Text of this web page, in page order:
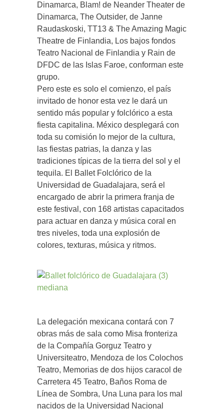
Dinamarca, Blam! de Neander Theater de
Dinamarca, The Outsider, de Janne
Raudaskoski, TT13 & The Amazing Magic
Theatre de Finlandia, Los bajos fondos
Teatro Nacional de Finlandia y Rain de
DFDC de las Islas Faroe, conforman este
grupo.
Pero este es solo el comienzo, el país
invitado de honor esta vez le dará un
sentido más popular y folclórico a esta
fiesta capitalina. México desplegará con
toda su comisión lo mejor de la cultura,
las fiestas patrias, la danza y las
tradiciones típicas de la tierra del sol y el
tequila. El Ballet Folclórico de la
Universidad de Guadalajara, será el
encargado de abrir la primera franja de
este festival, con 168 artistas capacitados
para actuar en danza y música coral en
tres niveles, toda una explosión de
colores, texturas, música y ritmos.
La delegación mexicana contará con 7
obras más de sala como Misa fronteriza
de la Compañía Gorguz Teatro y
Universiteatro, Mendoza de los Colochos
Teatro, Memorias de dos hijos caracol de
Carretera 45 Teatro, Baños Roma de
Línea de Sombra, Una Luna para los mal
nacidos de la Universidad Nacional